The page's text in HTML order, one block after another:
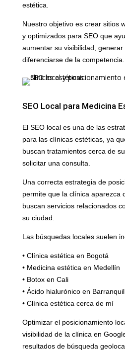
estética.
Nuestro objetivo es crear sitios
y optimizados para SEO que
aumentar su visibilidad,
diferenciarse de la competencia.
SEO Local para Medicina
El SEO local es una de las
para las clínicas estéticas, ya
buscan tratamientos cerca de
solicitar una consulta.
Una correcta estrategia de
permite que la clínica aparezca
buscan servicios relacionados
su ciudad.
Las búsquedas locales suelen
• Clínica estética en Bogotá
• Medicina estética en Medellín
• Botox en Cali
• Ácido hialurónico en
• Clínica estética cerca de mí
Optimizar el posicionamiento
visibilidad de la clínica en
resultados de búsqueda